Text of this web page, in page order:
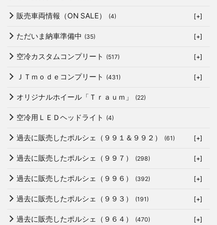
販売車両情報（ON SALE） (4) [+]
ただいま納車準備中 (35) [+]
空冷カスタムコンプリート (517) [+]
ＪＴｍｏｄｅコンプリート (431) [+]
オリジナルホイール「Ｔｒａｕｍ」 (22)
空冷用ＬＥＤヘッドライト (4)
過去に販売したポルシェ（９９１＆９９２） (61) [+]
過去に販売したポルシェ（９９７） (298) [+]
過去に販売したポルシェ（９９６） (392) [+]
過去に販売したポルシェ（９９３） (191) [+]
過去に販売したポルシェ（９６４） (470) [+]